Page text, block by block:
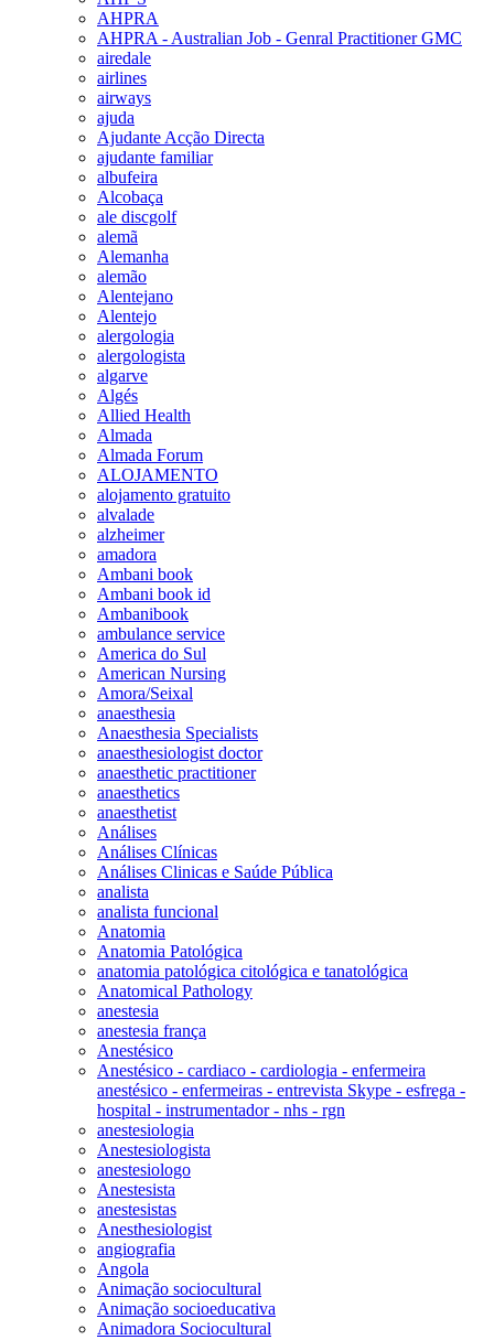
AHPRA
AHPRA - Australian Job - Genral Practitioner GMC
airedale
airlines
airways
ajuda
Ajudante Acção Directa
ajudante familiar
albufeira
Alcobaça
ale discgolf
alemã
Alemanha
alemão
Alentejano
Alentejo
alergologia
alergologista
algarve
Algés
Allied Health
Almada
Almada Forum
ALOJAMENTO
alojamento gratuito
alvalade
alzheimer
amadora
Ambani book
Ambani book id
Ambanibook
ambulance service
America do Sul
American Nursing
Amora/Seixal
anaesthesia
Anaesthesia Specialists
anaesthesiologist doctor
anaesthetic practitioner
anaesthetics
anaesthetist
Análises
Análises Clínicas
Análises Clinicas e Saúde Pública
analista
analista funcional
Anatomia
Anatomia Patológica
anatomia patológica citológica e tanatológica
Anatomical Pathology
anestesia
anestesia frança
Anestésico
Anestésico - cardiaco - cardiologia - enfermeira
anestésico - enfermeiras - entrevista Skype - esfrega -
hospital - instrumentador - nhs - rgn
anestesiologia
Anestesiologista
anestesiologo
Anestesista
anestesistas
Anesthesiologist
angiografia
Angola
Animação sociocultural
Animação socioeducativa
Animadora Sociocultural